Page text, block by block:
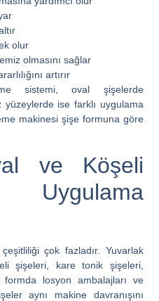
olur
olmasını sağlar
artırır
sistemi, oval şişelerde
yüzeylerde ise farklı uygulama
makinesi şişe formuna göre
ve Köşeli
çok fazladır. Yuvarlak
şişeleri, kare tonik şişeleri,
losyon ambalajları ve
aynı makine davranışını